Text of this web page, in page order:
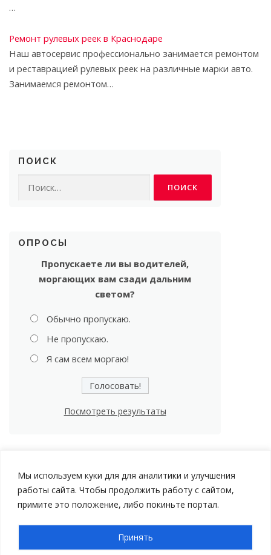
Мы используем куки для для аналитики и улучшения
работы сайта. Чтобы продолжить работу с сайтом,
примите это положение, либо покиньте портал.
Принять
…
Ремонт рулевых реек в Краснодаре
Наш автосервис профессионально занимается ремонтом
и реставрацией рулевых реек на различные марки авто.
Занимаемся ремонтом…
ПОИСК
ОПРОСЫ
Пропускаете ли вы водителей,
моргающих вам сзади дальним
светом?
Обычно пропускаю.
Не пропускаю.
Я сам всем моргаю!
Посмотреть результаты
Авторские права © 2026 Мой Автомобиль |Политика